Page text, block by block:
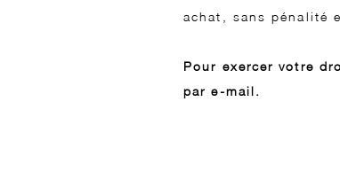
achat, sans pénalité
Pour exercer votre
par e-mail.